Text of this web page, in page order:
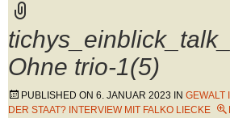
Ohne trio-1(5)
PUBLISHED ON 6. JANUAR 2023 IN GEWALT
DER STAAT? INTERVIEW MIT FALKO LIECKE